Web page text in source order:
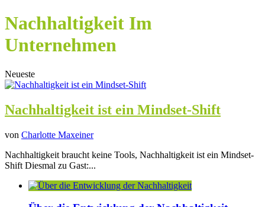
Nachhaltigkeit Im
Unternehmen
Neueste
Nachhaltigkeit ist ein Mindset-Shift
von Charlotte Maxeiner
Nachhaltigkeit braucht keine Tools, Nachhaltigkeit ist ein Mindset-
Shift Diesmal zu Gast:...